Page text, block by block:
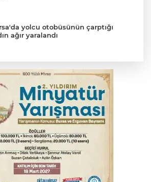
yolcu otobüsünün çarptığı
ağır yaralandı
oldu
Aydın Osmangazi’nin nabzını
tuttu
Bayramı minyatür sanatıyla
taşınacak